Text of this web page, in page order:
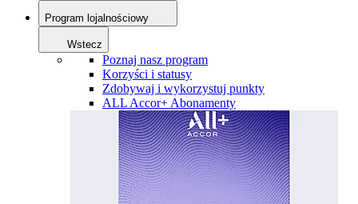
Program lojalnościowy
Wstecz
Poznaj nasz program
Korzyści i statusy
Zdobywaj i wykorzystuj punkty
ALL Accor+ Abonamenty